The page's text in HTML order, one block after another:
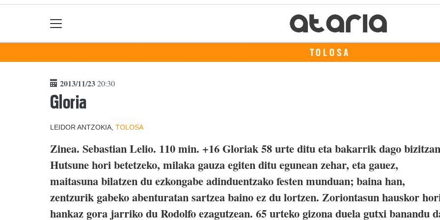
TOLOSA
2013/11/2320:30
Gloria
LEIDOR ANTZOKIA, TOLOSA
Zinea. Sebastian Lelio. 110 min. +16 Gloriak 58 urte ditu eta bakarrik dago
Hutsune hori betetzeko, milaka gauza egiten ditu egunean zehar, eta gauez,
maitasuna bilatzen du ezkongabe adinduentzako festen munduan; baina han,
zentzurik gabeko abenturatan sartzea baino ez du lortzen. Zoriontasun hauskor
hankaz gora jarriko du Rodolfo ezagutzean. 65 urteko gizona duela gutxi banandu